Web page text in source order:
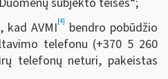
kad AVMI[4] bendro pobūdžio
telefonu (+370 5 260
telefonų neturi, pakeistas